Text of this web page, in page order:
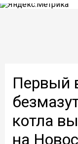
Первый
котла
на